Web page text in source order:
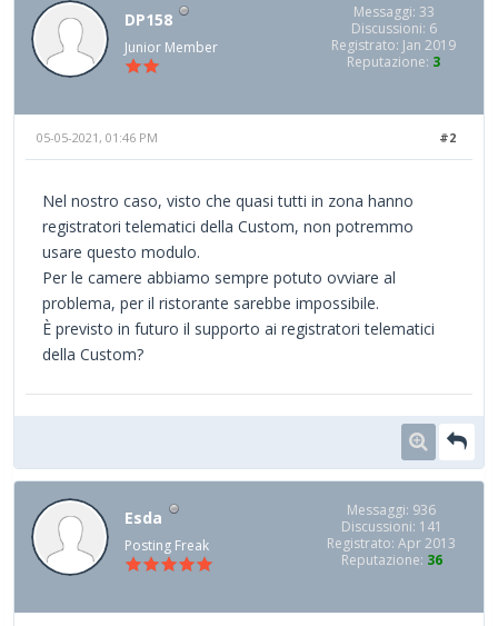
DP158
Junior Member
Messaggi: 33
Discussioni: 6
Registrato: Jan 2019
Reputazione: 3
#2
05-05-2021, 01:46 PM
Nel nostro caso, visto che quasi tutti in zona hanno
registratori telematici della Custom, non potremmo
usare questo modulo.
Per le camere abbiamo sempre potuto ovviare al
problema, per il ristorante sarebbe impossibile.
È previsto in futuro il supporto ai registratori telematici
della Custom?
Esda
Posting Freak
Messaggi: 936
Discussioni: 141
Registrato: Apr 2013
Reputazione: 36